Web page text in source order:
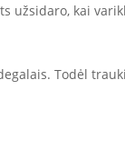
užsidaro, kai
Todėl